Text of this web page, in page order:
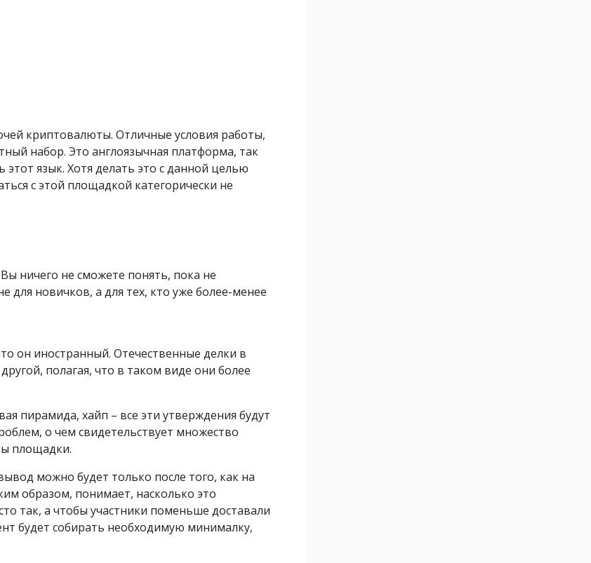
криптовалюты. Отличные условия работы,
набор. Это англоязычная платформа, так
этот язык. Хотя делать это с данной целью
с этой площадкой категорически не
Вы ничего не сможете понять, пока не
для новичков, а для тех, кто уже более-менее
он иностранный. Отечественные делки в
полагая, что в таком виде они более
пирамида, хайп – все эти утверждения будут
о чем свидетельствует множество
площадки.
можно будет только после того, как на
образом, понимает, насколько это
так, а чтобы участники поменьше доставали
будет собирать необходимую минималку,